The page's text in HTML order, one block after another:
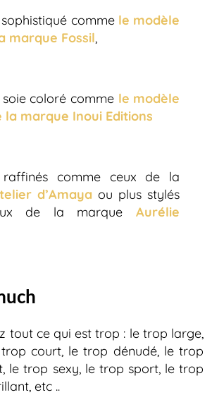
comme le modèle
marque Fossil,
coloré comme le modèle
la marque Inoui Editions
comme ceux de la
d’Amayaou plus stylés
de la marque
Aurélie
tout ce qui est trop : le trop large,
court, le trop dénudé, le trop
le trop sexy, le trop sport, le trop
etc ..